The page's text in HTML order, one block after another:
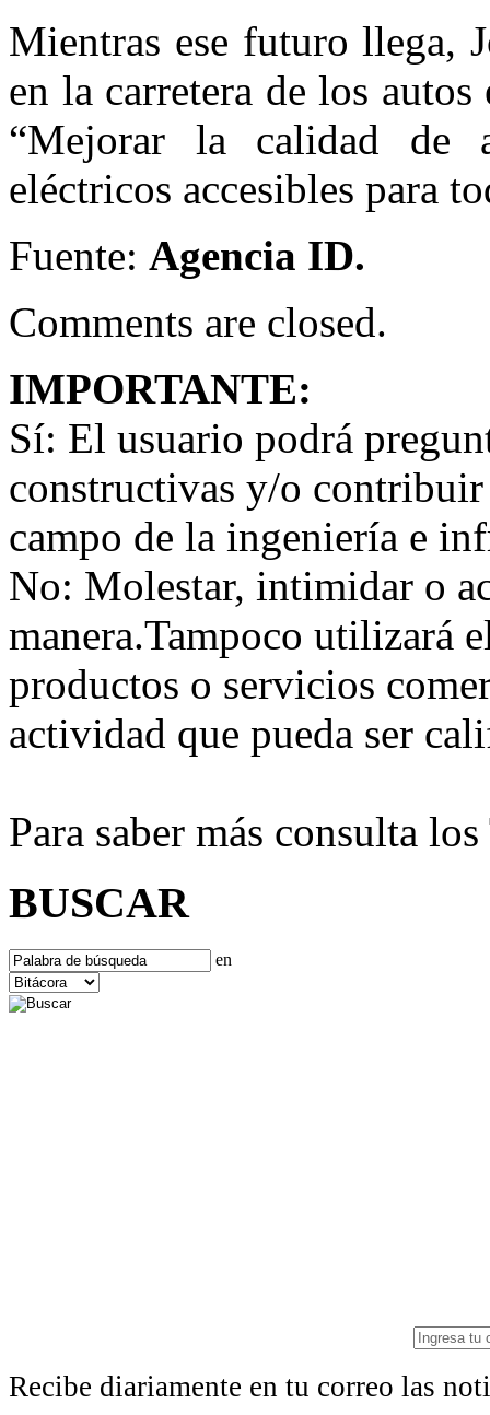
Mientras ese futuro llega,
en la carretera de los
“Mejorar la calidad de
eléctricos accesibles para
Fuente: Agencia ID.
Comments are closed.
IMPORTANTE:
Sí: El usuario podrá
constructivas y/o
campo de la ingeniería e
No: Molestar, intimidar o
manera.Tampoco utilizará
productos o servicios
actividad que pueda ser
Para saber más consulta
BUSCAR
en
Recibe diariamente en tu correo las